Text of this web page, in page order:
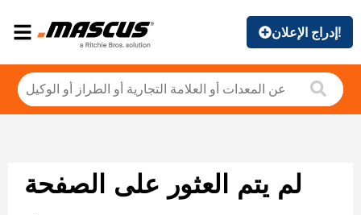
إدراج الإعلان!
لم يتم العثور على الصفحة